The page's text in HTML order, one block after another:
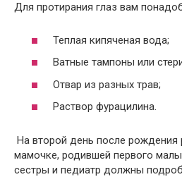
Для протирания глаз вам
Теплая кипяченая вода;
Ватные тампоны или
Отвар из разных трав;
Раствор фурацилина.
На второй день после рождения
мамочке, родившей первого
сестры и педиатр должны